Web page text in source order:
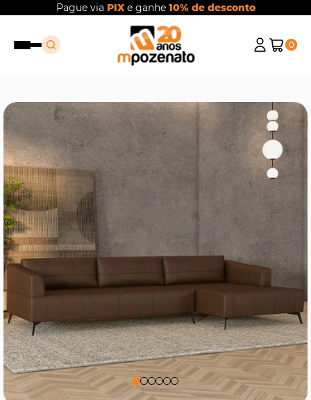
Pague via PIXe ganhe 10% de desconto
0